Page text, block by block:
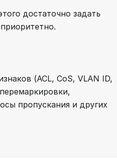
достаточно задать
(ACL, CoS, VLAN ID,
пропускания и других